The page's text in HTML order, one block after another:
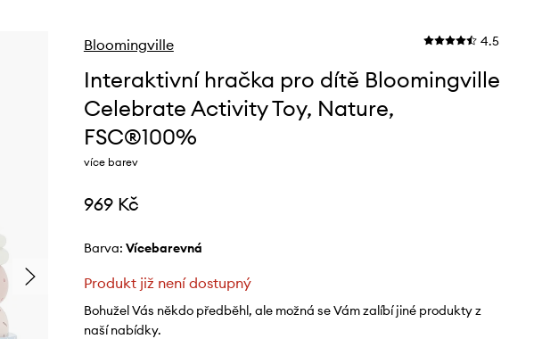
Bloomingville 4.5
Interaktivní hračka pro dítě Bloomingville
Celebrate Activity Toy, Nature,
FSC®100%
více barev
969 Kč
Barva: vícebarevná
Produkt již není dostupný
Bohužel Vás někdo předběhl, ale možná se Vám zalíbí jiné produkty z
naší nabídky.